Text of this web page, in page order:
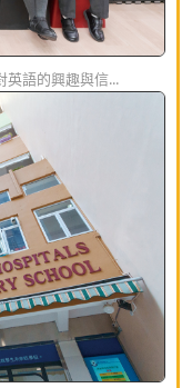
英語的興趣與信...